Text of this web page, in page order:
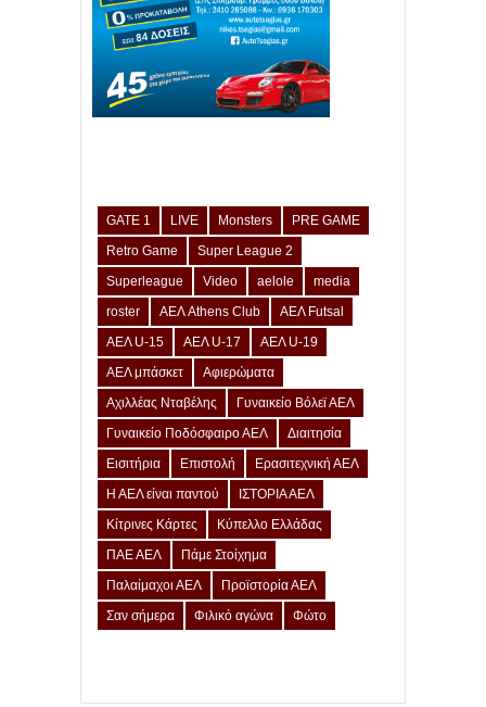
GATE 1 LIVE Monsters
PRE GAME
Retro Game
Super League 2
Superleague
Video aelole
media
roster
ΑΕΛ Athens Club
ΑΕΛ Futsal
ΑΕΛ U-15
ΑΕΛ U-17
ΑΕΛ U-19
ΑΕΛ μπάσκετ
Αφιερώματα
Αχιλλέας Νταβέλης
Γυναικείο Βόλεϊ ΑΕΛ
Γυναικείο Ποδόσφαιρο ΑΕΛ
Διαιτησία
Εισιτήρια
Επιστολή
Ερασιτεχνική ΑΕΛ
Η ΑΕΛ είναι παντού
ΙΣΤΟΡΙΑ ΑΕΛ
Κίτρινες Κάρτες
Κύπελλο Ελλάδας
ΠΑΕ ΑΕΛ
Πάμε Στοίχημα
Παλαίμαχοι ΑΕΛ
Προϊστορία ΑΕΛ
Σαν σήμερα
Φιλικό αγώνα Φώτο